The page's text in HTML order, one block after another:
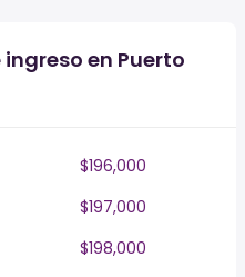
en Puerto
$196,000
$197,000
$198,000